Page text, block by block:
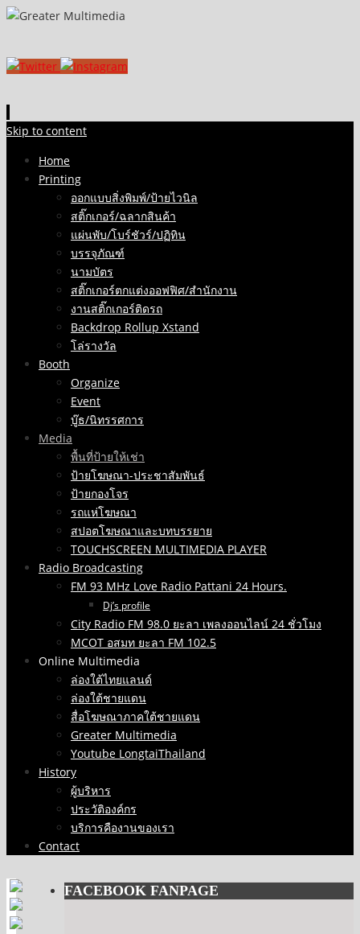
Skip to content
Home
Printing
ออกแบบสิ่งพิมพ์/ป้ายไวนิล
สติ๊กเกอร์/ฉลากสินค้า
แผ่นพับ/โบร์ชัวร์/ปฏิทิน
บรรจุภัณฑ์
นามบัตร
สติ๊กเกอร์ตกแต่งออฟฟิศ/สำนักงาน
งานสติ๊กเกอร์ติดรถ
Backdrop Rollup Xstand
โล่รางวัล
Booth
Organize
Event
บู๊ธ/นิทรรศการ
Media
พื้นที่ป้ายให้เช่า
ป้ายโฆษณา-ประชาสัมพันธ์
ป้ายกองโจร
รถแห่โฆษณา
สปอตโฆษณาและบทบรรยาย
TOUCHSCREEN MULTIMEDIA PLAYER
Radio Broadcasting
FM 93 MHz Love Radio Pattani 24 Hours.
Dj’s profile
City Radio FM 98.0 ยะลา เพลงออนไลน์ 24 ชั่วโมง
MCOT อสมท ยะลา FM 102.5
Online Multimedia
ล่องใต้ไทยแลนด์
ล่องใต้ชายแดน
สื่อโฆษณาภาคใต้ชายแดน
Greater Multimedia
Youtube LongtaiThailand
History
ผู้บริหาร
ประวัติองค์กร
บริการคืองานของเรา
Contact
FACEBOOK FANPAGE